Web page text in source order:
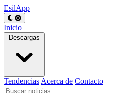
EsilApp
Inicio
Descargas
Tendencias Acerca de Contacto